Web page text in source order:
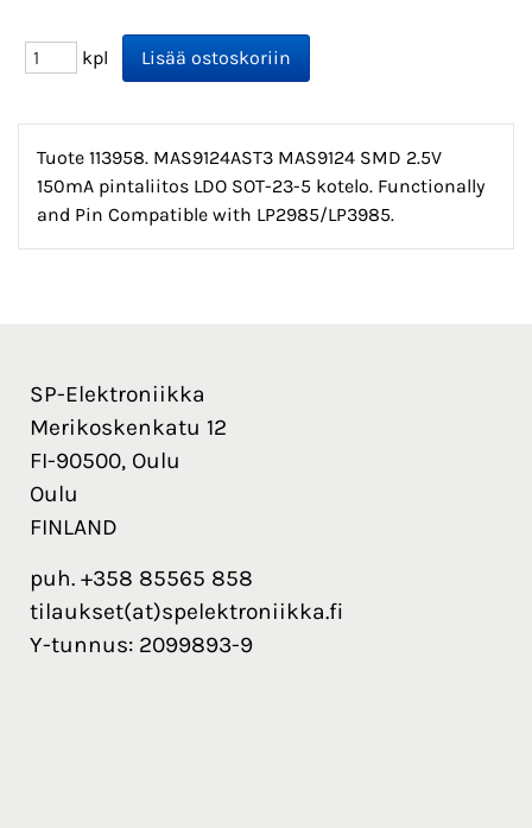
kpl
Tuote 113958. MAS9124AST3 MAS9124 SMD 2.5V
150mA pintaliitos LDO SOT-23-5 kotelo. Functionally
and Pin Compatible with LP2985/LP3985.
SP-Elektroniikka
Merikoskenkatu 12
FI-90500, Oulu
Oulu
FINLAND
puh. +358 85565 858
tilaukset(at)spelektroniikka.fi
Y-tunnus: 2099893-9